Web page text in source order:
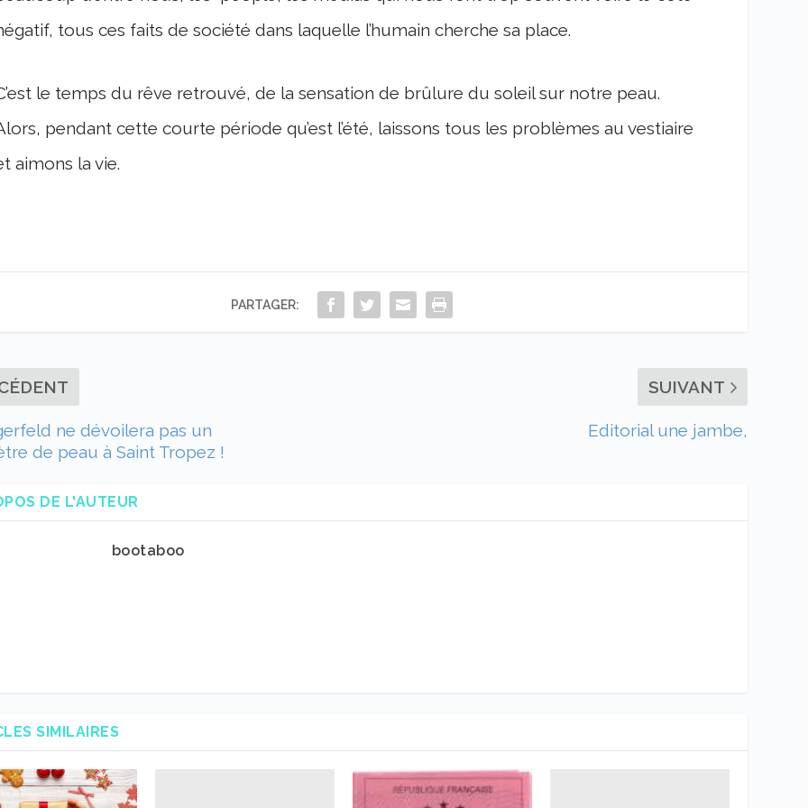
tous ces faits de société dans laquelle l’humain cherche sa place.
le temps du rêve retrouvé, de la sensation de brûlure du soleil sur notre peau.
pendant cette courte période qu’est l’été, laissons tous les problèmes au vestiaire
aimons la vie.
PARTAGER:
ne dévoilera pas un
de peau à Saint Tropez !
SUIVANT
Editorial une jambe,
DE L'AUTEUR
bootaboo
SIMILAIRES